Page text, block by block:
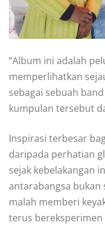
“Album ini adalah
memperlihatkan
sebagai sebuah
kumpulan tersebut
Inspirasi terbesar
daripada perhatian
sejak kebelakangan
antarabangsa bukan
malah memberi
terus